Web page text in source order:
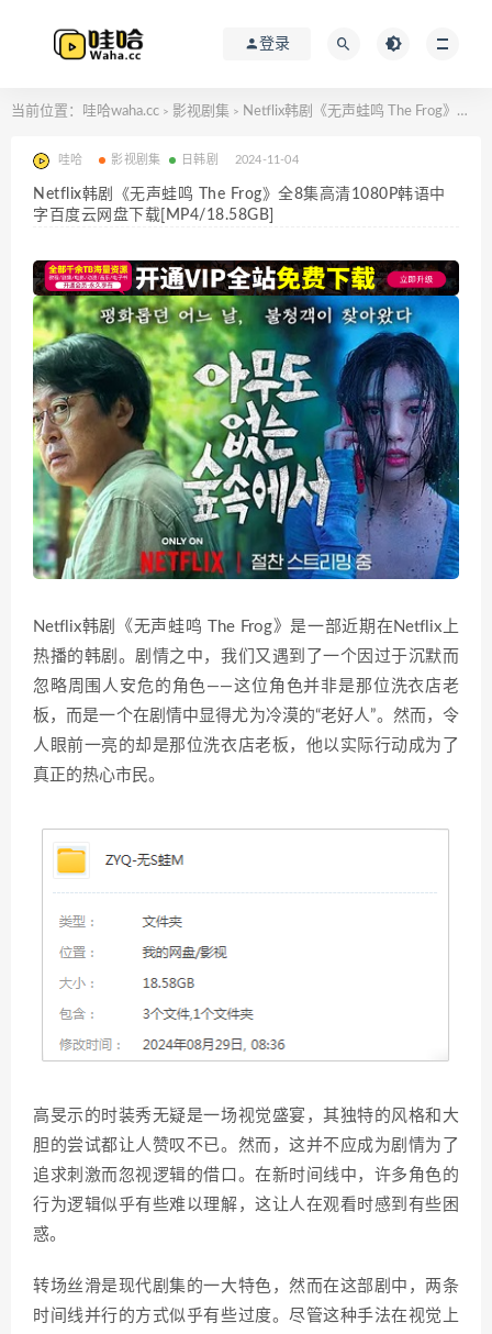
登录
当前位置： 哇哈waha.cc > 影视剧集 > Netflix韩剧《无声蛙鸣 The Frog》全8集高清1080P韩语中字百度云网盘下载[MP4/18.58GB]
哇哈 影视剧集 日韩剧 2024-11-04
Netflix韩剧《无声蛙鸣 The Frog》全8集高清1080P韩语中
字百度云网盘下载[MP4/18.58GB]
Netflix韩剧《无声蛙鸣 The Frog》是一部近期在Netflix上
热播的韩剧。剧情之中，我们又遇到了一个因过于沉默而
忽略周围人安危的角色——这位角色并非是那位洗衣店老
板，而是一个在剧情中显得尤为冷漠的“老好人”。然而，令
人眼前一亮的却是那位洗衣店老板，他以实际行动成为了
真正的热心市民。
高旻示的时装秀无疑是一场视觉盛宴，其独特的风格和大
胆的尝试都让人赞叹不已。然而，这并不应成为剧情为了
追求刺激而忽视逻辑的借口。在新时间线中，许多角色的
行为逻辑似乎有些难以理解，这让人在观看时感到有些困
惑。
转场丝滑是现代剧集的一大特色，然而在这部剧中，两条
时间线并行的方式似乎有些过度。尽管这种手法在视觉上